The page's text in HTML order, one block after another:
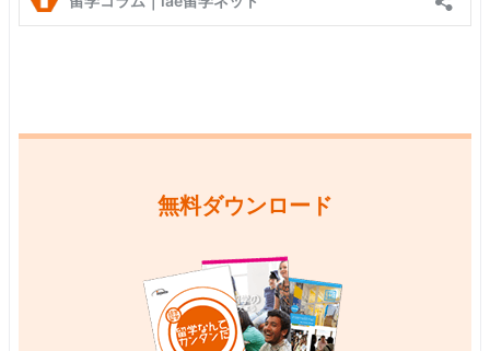
無料ダウンロード